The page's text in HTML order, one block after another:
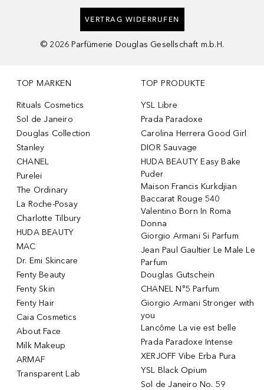
VERTRAG WIDERRUFEN
© 2026 Parfümerie Douglas Gesellschaft m.b.H.
TOP MARKEN
Rituals Cosmetics
Sol de Janeiro
Douglas Collection
Stanley
CHANEL
Purelei
The Ordinary
La Roche-Posay
Charlotte Tilbury
HUDA BEAUTY
MAC
Dr. Emi Skincare
Fenty Beauty
Fenty Skin
Fenty Hair
Caia Cosmetics
About Face
Milk Makeup
ARMAF
Transparent Lab
TOP PRODUKTE
YSL Libre
Prada Paradoxe
Carolina Herrera Good Girl
DIOR Sauvage
HUDA BEAUTY Easy Bake
Puder
Maison Francis Kurkdjian
Baccarat Rouge 540
Valentino Born In Roma
Donna
Giorgio Armani Si Parfum
Jean Paul Gaultier Le Male Le
Parfum
Douglas Gutschein
CHANEL N°5 Parfum
Giorgio Armani Stronger with
you
Lancôme La vie est belle
Prada Paradoxe Intense
XERJOFF Vibe Erba Pura
YSL Black Opium
Sol de Janeiro No. 59